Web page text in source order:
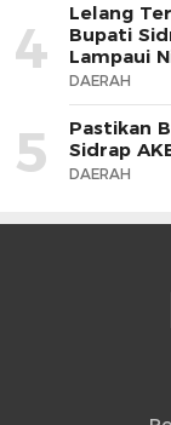
4
Lelang
Bupati
Lampaui
DAERAH
5
Pastikan
Sidrap
DAERAH